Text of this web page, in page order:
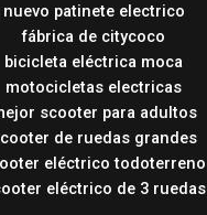
nuevo patinete electrico
fábrica de citycoco
bicicleta eléctrica moca
motocicletas electricas
scooter para adultos
de ruedas grandes
eléctrico todoterreno
eléctrico de 3 ruedas